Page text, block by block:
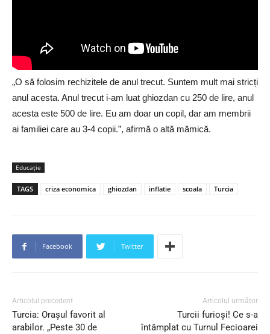
„O să folosim rechizitele de anul trecut. Suntem mult mai stricți
anul acesta. Anul trecut i-am luat ghiozdan cu 250 de lire, anul
acesta este 500 de lire. Eu am doar un copil, dar am membrii
ai familiei care au 3-4 copii.”, afirmă o altă mămică.
Educaţie
TAGS criza economica ghiozdan inflatie scoala Turcia
Facebook Twitter
Articolul precedent
Turcia: Orașul favorit al
arabilor. „Peste 30 de
Articolul următor
Turcii furioși! Ce s-a
întâmplat cu Turnul Fecioarei